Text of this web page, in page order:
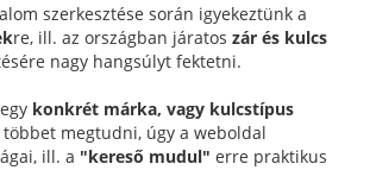
szerkesztése során igyekeztünk a
re, ill. az országban járatos zár és kulcs
nagy hangsúlyt fektetni.
konkrét márka, vagy kulcstípus
megtudni, úgy a weboldal
ill. a "kereső mudul" erre praktikus